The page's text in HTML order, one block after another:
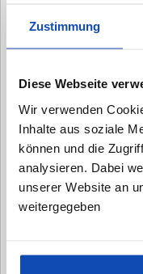
Zustimmung
Diese Webseite
Wir verwenden
Inhalte aus soziale
können und die
analysieren. Dabei
unserer Website an
weitergegeben
Email:*
Telefonnummer:*